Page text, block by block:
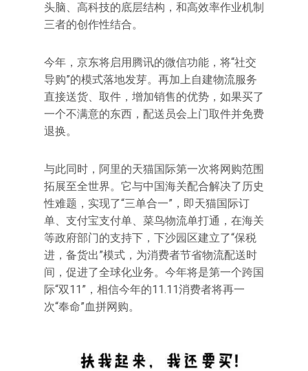
头脑、高科技的底层结构，和高效率作业机制
三者的创作性结合。
今年，京东将启用腾讯的微信功能，将“社交
导购”的模式落地发芽。再加上自建物流服务
直接送货、取件，增加销售的优势，如果买了
一个不满意的东西，配送员会上门取件并免费
退换。
与此同时，阿里的天猫国际第一次将网购范围
拓展至全世界。它与中国海关配合解决了历史
性难题，实现了“三单合一”，即天猫国际订
单、支付宝支付单、菜鸟物流单打通，在海关
等政府部门的支持下，下沙园区建立了“保税
进，备货出”模式，为消费者节省物流配送时
间，促进了全球化业务。今年将是第一个跨国
际“双11”，相信今年的11.11消费者将再一
次“奉命”血拼网购。